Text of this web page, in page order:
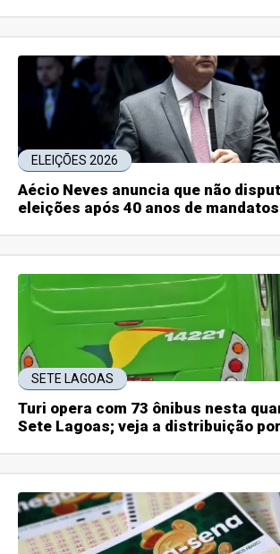
ELEIÇÕES 2026
Aécio Neves anuncia que não
eleições após 40 anos de mandatos
SETE LAGOAS
Turi opera com 73 ônibus nesta
Sete Lagoas; veja a distribuição